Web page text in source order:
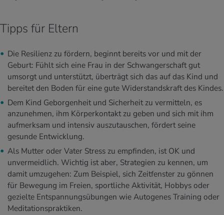
Tipps für Eltern
Die Resilienz zu fördern, beginnt bereits vor und mit der
Geburt: Fühlt sich eine Frau in der Schwangerschaft gut
umsorgt und unterstützt, überträgt sich das auf das Kind und
bereitet den Boden für eine gute Widerstandskraft des Kindes.
Dem Kind Geborgenheit und Sicherheit zu vermitteln, es
anzunehmen, ihm Körperkontakt zu geben und sich mit ihm
aufmerksam und intensiv auszutauschen, fördert seine
gesunde Entwicklung.
Als Mutter oder Vater Stress zu empfinden, ist OK und
unvermeidlich. Wichtig ist aber, Strategien zu kennen, um
damit umzugehen: Zum Beispiel, sich Zeitfenster zu gönnen
für Bewegung im Freien, sportliche Aktivität, Hobbys oder
gezielte Entspannungsübungen wie Autogenes Training oder
Meditationspraktiken.